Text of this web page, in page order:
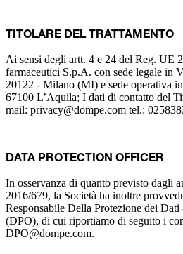
TITOLARE DEL TRATTAMENTO
Ai sensi degli artt. 4 e 24 del Reg. UE
farmaceutici S.p.A. con sede legale in
20122 - Milano (MI) e sede operativa
67100 L’Aquila; I dati di contatto del
mail: privacy@dompe.com tel.:
DATA PROTECTION OFFICER
In osservanza di quanto previsto dagli
2016/679, la Società ha inoltre
Responsabile Della Protezione dei
(DPO), di cui riportiamo di seguito i
DPO@dompe.com.